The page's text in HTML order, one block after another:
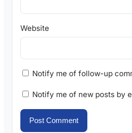
Website
Notify me of follow-up
Notify me of new posts by